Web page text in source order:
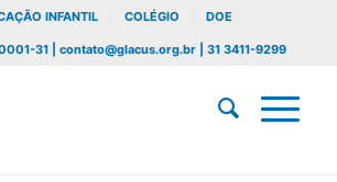
INFANTIL COLÉGIO DOE
31 | contato@glacus.org.br | 31 3411-9299